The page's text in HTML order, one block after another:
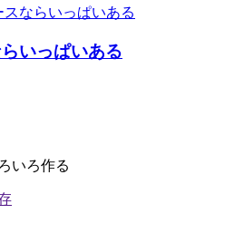
いっぱいある
いろ作る